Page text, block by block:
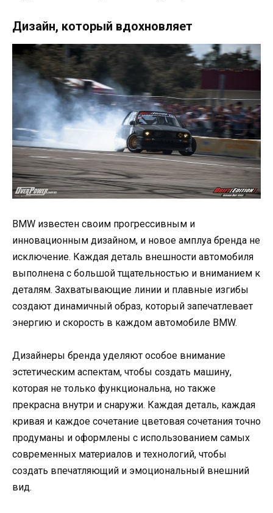
Дизайн, который вдохновляет
BMW известен своим прогрессивным и
инновационным дизайном, и новое амплуа бренда не
исключение. Каждая деталь внешности автомобиля
выполнена с большой тщательностью и вниманием к
деталям. Захватывающие линии и плавные изгибы
создают динамичный образ, который запечатлевает
энергию и скорость в каждом автомобиле BMW.
Дизайнеры бренда уделяют особое внимание
эстетическим аспектам, чтобы создать машину,
которая не только функциональна, но также
прекрасна внутри и снаружи. Каждая деталь, каждая
кривая и каждое сочетание цветовая сочетания точно
продуманы и оформлены с использованием самых
современных материалов и технологий, чтобы
создать впечатляющий и эмоциональный внешний
вид.